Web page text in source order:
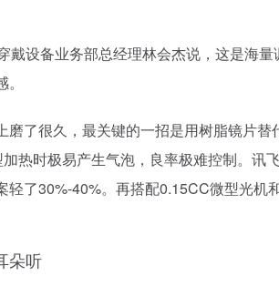
戴设备业务部总经理林会杰说，这是海
磨了很久，最关键的一招是用树脂镜片
加热时极易产生气泡，良率极难控制。
轻了30%-40%。再搭配0.15CC微型光
朵听